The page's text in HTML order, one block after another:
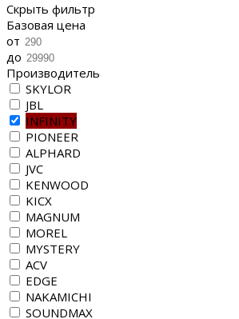
Скрыть фильтр
Базовая цена
от
до
Производитель
SKYLOR
JBL
INFINITY
PIONEER
ALPHARD
JVC
KENWOOD
KICX
MAGNUM
MOREL
MYSTERY
ACV
EDGE
NAKAMICHI
SOUNDMAX